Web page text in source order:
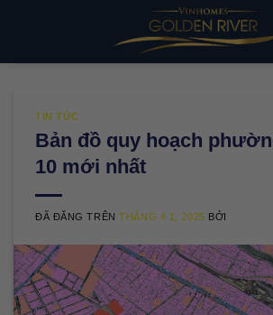
TIN TỨC
Bản đồ quy hoạch
10 mới nhất
ĐÃ ĐĂNG TRÊNTHÁNG 4 1, 2025 BỞI